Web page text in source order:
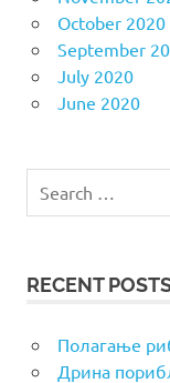
October 2020
September
July 2020
June 2020
RECENT
Полагање
Дрина